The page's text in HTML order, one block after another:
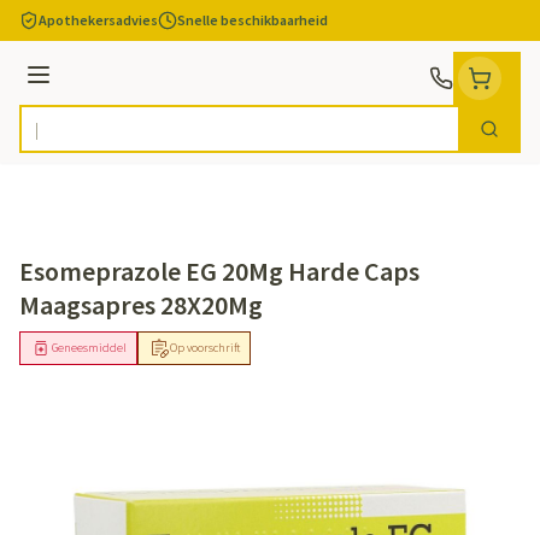
Ga naar de inhoud
Apothekersadvies Snelle beschikbaarheid
Menu
Product, merk, categorie... Zoek
Esomeprazole EG 20Mg Harde Caps
Maagsapres 28X20Mg
Op voorschrift
Geneesmiddel